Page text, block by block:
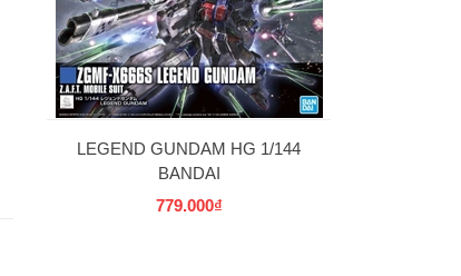
LEGEND GUNDAM HG 1/144
BANDAI
779.000₫